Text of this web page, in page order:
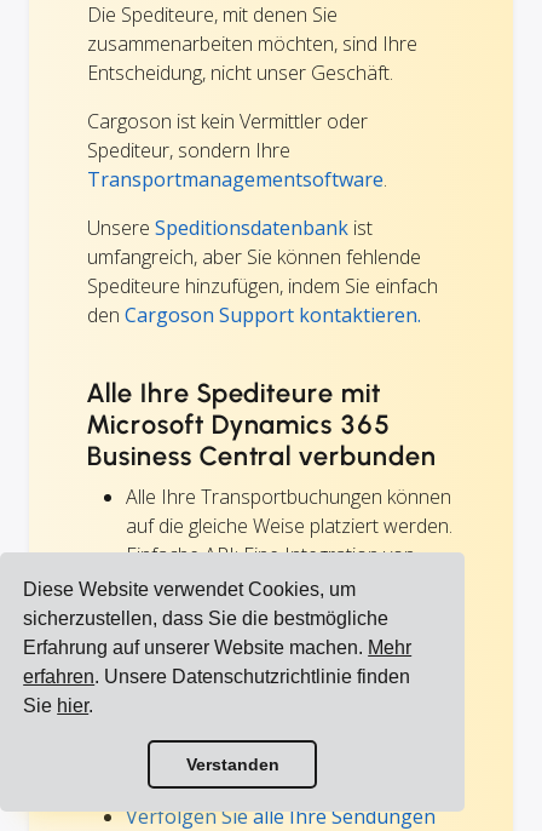
Diese Website verwendet Cookies, um
sicherzustellen, dass Sie die bestmögliche
Erfahrung auf unserer Website machen. Mehr
erfahren. Unsere Datenschutzrichtlinie finden
Sie hier.
Verstanden
Die Spediteure, mit denen Sie
zusammenarbeiten möchten, sind Ihre
Entscheidung, nicht unser Geschäft.
Cargoson ist kein Vermittler oder
Spediteur, sondern Ihre
Transportmanagementsoftware.
Unsere Speditionsdatenbank ist
umfangreich, aber Sie können fehlende
Spediteure hinzufügen, indem Sie einfach
den Cargoson Support kontaktieren.
Alle Ihre Spediteure mit
Microsoft Dynamics 365
Business Central verbunden
Alle Ihre Transportbuchungen können
auf die gleiche Weise platziert werden.
Einfache API: Eine Integration von
Ihrem Microsoft Dynamics 365
Business Central ERP deckt alle Ihre
aktuellen und zukünftigenSpediteur-
Integrationenab.
noch nicht erstellt haben, ist
Kunden kostenlos.
Verfolgen Sie alle Ihre Sendungen
Alle Integrationen anzeigen
Alle Spediteure anzeigen